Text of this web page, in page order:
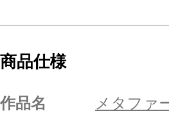
商品仕様
作品名
メタファ